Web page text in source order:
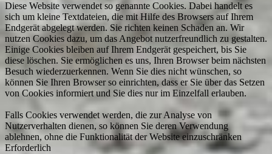
Diese Website verwendet so genannte Cookies. Dabei handelt es
sich um kleine Textdateien, die mit Hilfe des Browsers auf Ihrem
Endgerät abgelegt werden. Sie richten keinen Schaden an. Wir
nutzen Cookies dazu, um das Angebot nutzerfreundlich zu gestalten.
Einige Cookies bleiben auf Ihrem Endgerät gespeichert, bis Sie
diese löschen. Sie ermöglichen es uns, Ihren Browser beim nächsten
Besuch wiederzuerkennen. Wenn Sie dies nicht wünschen, so
können Sie Ihren Browser so einrichten, dass er Sie über das Setzen
von Cookies informiert und Sie dies nur im Einzelfall erlauben.
Falls Cookies verwendet werden, die zur Analyse von
Nutzerverhalten dienen, so können Sie deren Verwendung
ablehnen, ohne die Funktionalität der Website einzuschränken
Erforderlich